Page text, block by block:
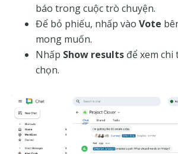
báo trong cuộc trò chuyện.
Để bỏ phiếu, nhấp vào Vote
mong muốn.
Nhấp Show results để xem
chọn.